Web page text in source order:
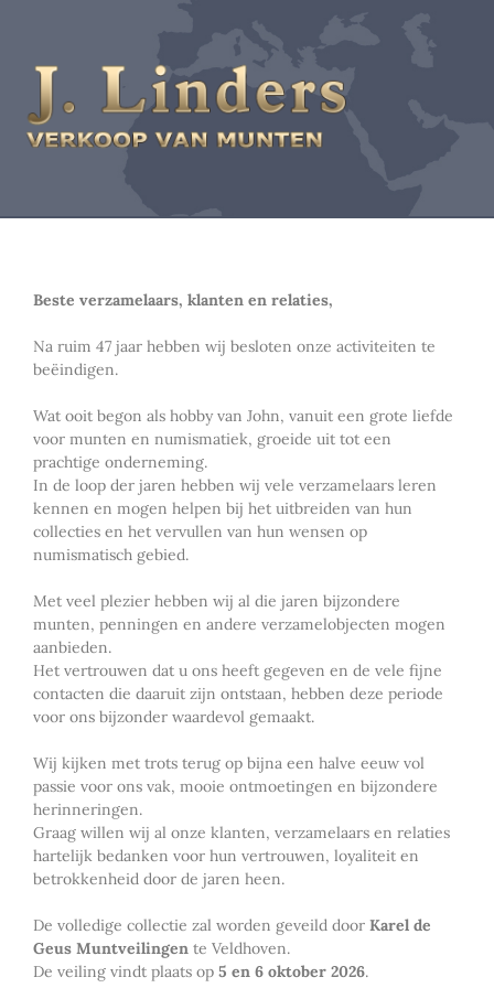
Beste verzamelaars, klanten en relaties,
Na ruim 47 jaar hebben wij besloten onze activiteiten te
beëindigen.
Wat ooit begon als hobby van John, vanuit een grote liefde
voor munten en numismatiek, groeide uit tot een
prachtige onderneming.
In de loop der jaren hebben wij vele verzamelaars leren
kennen en mogen helpen bij het uitbreiden van hun
collecties en het vervullen van hun wensen op
numismatisch gebied.
Met veel plezier hebben wij al die jaren bijzondere
munten, penningen en andere verzamelobjecten mogen
aanbieden.
Het vertrouwen dat u ons heeft gegeven en de vele fijne
contacten die daaruit zijn ontstaan, hebben deze periode
voor ons bijzonder waardevol gemaakt.
Wij kijken met trots terug op bijna een halve eeuw vol
passie voor ons vak, mooie ontmoetingen en bijzondere
herinneringen.
Graag willen wij al onze klanten, verzamelaars en relaties
hartelijk bedanken voor hun vertrouwen, loyaliteit en
betrokkenheid door de jaren heen.
De volledige collectie zal worden geveild door Karel de
Geus Muntveilingen te Veldhoven.
De veiling vindt plaats op 5 en 6 oktober 2026.